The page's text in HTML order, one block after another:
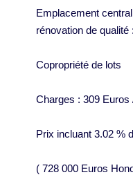
Emplacement
rénovation de
Copropriété de lots
Charges : 309
Prix incluant 3.02 %
( 728 000 Euros